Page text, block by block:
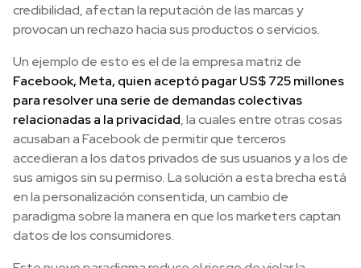
credibilidad, afectan la reputación de las marcas y
provocan un rechazo hacia sus productos o servicios.
Un ejemplo de esto es el de la empresa matriz de
Facebook, Meta, quien aceptó pagar US$ 725 millones
para resolver una serie de demandas colectivas
relacionadas a la privacidad, la cuales entre otras cosas
acusaban a Facebook de permitir que terceros
accedieran a los datos privados de sus usuarios y a los de
sus amigos sin su permiso. La solución a esta brecha está
en la personalización consentida, un cambio de
paradigma sobre la manera en que los marketers captan
datos de los consumidores.